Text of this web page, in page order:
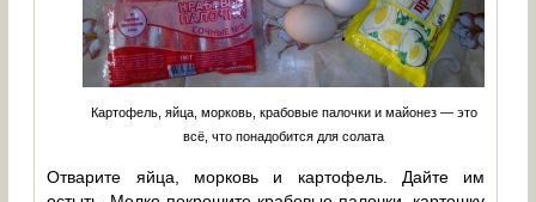
Картофель, яйца, морковь, крабовые палочки и майонез — это
всё, что понадобится для солата
Отварите яйца, морковь и картофель. Дайте им